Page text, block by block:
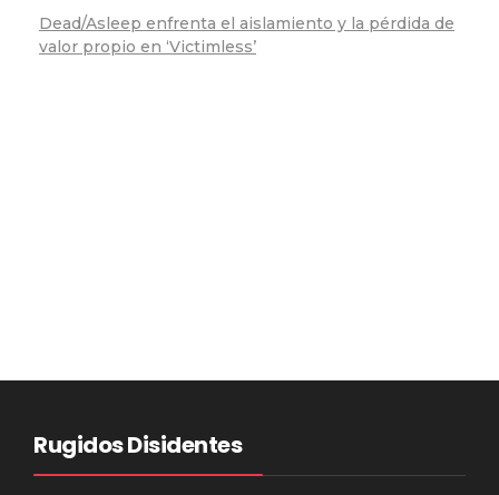
Dead/Asleep enfrenta el aislamiento y la pérdida de
valor propio en ‘Victimless’
Rugidos Disidentes